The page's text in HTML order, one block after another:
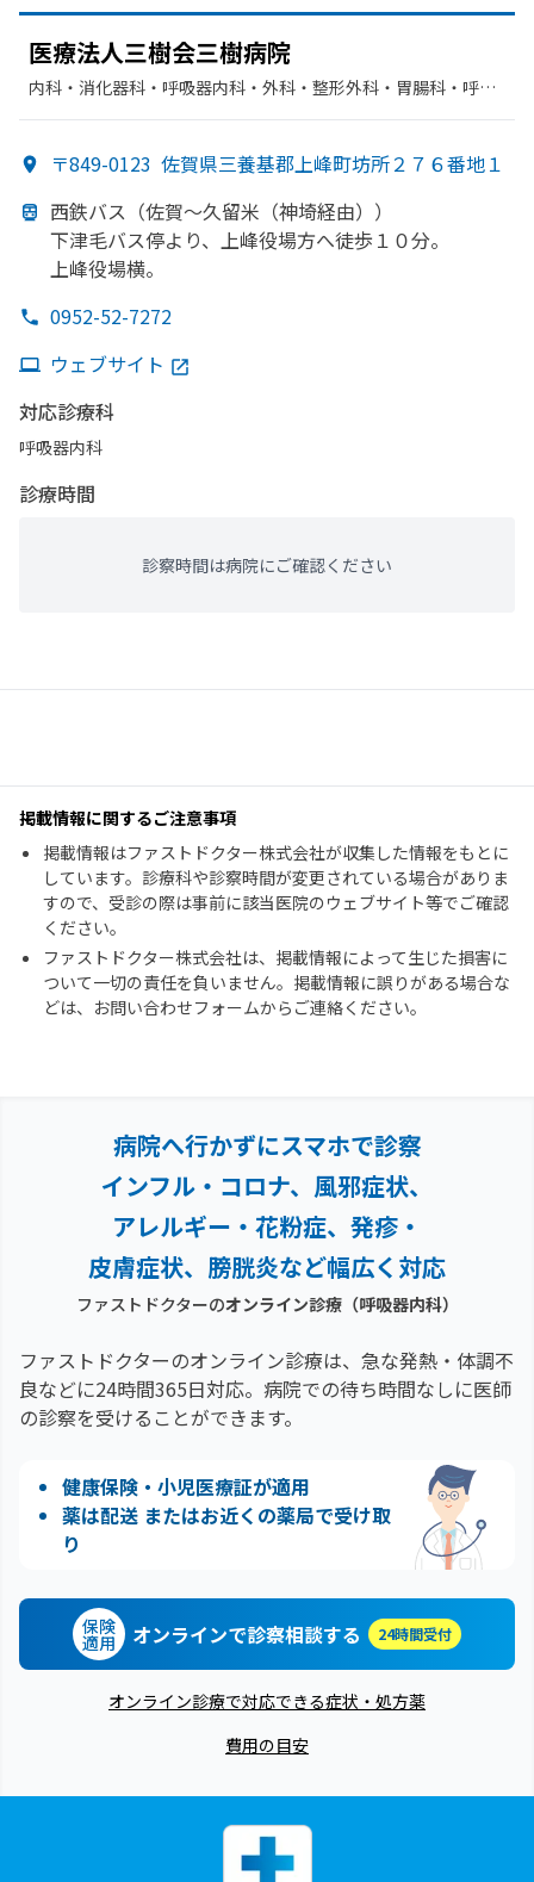
医療法人三樹会三樹病院
内科・​消化器科・​呼吸器内科・​外科・​整形外科・​胃腸科・​呼吸
〒849-0123 佐賀県三養基郡上峰町坊所２７６番地１
西鉄バス （佐賀～久留米 （神埼経由））
下津毛バス停より、 上峰役場方へ徒歩１０分。
上峰役場横。
0952-52-7272
ウェブサイト
対応診療科
呼吸器内科
診療時間
診察時間は病院にご確認ください
掲載情報に関するご注意事項
掲載情報はファストドクター株式会社が収集した情報をもとに
しています。診療科や診察時間が変更されている場合がありま
すので、受診の際は事前に該当医院のウェブサイト等でご確認
ください。
ファストドクター株式会社は、掲載情報によって生じた損害に
ついて一切の責任を負いません。掲載情報に誤りがある場合な
どは、お問い合わせフォームからご連絡ください。
病院へ行かずにスマホで診察
インフル・コロナ、風邪症状、
アレルギー・花粉症、 発疹・
皮膚症状、膀胱炎など幅広く対応
ファストドクターのオンライン診療（呼吸器内科）
ファストドクターのオンライン診療は、急な発熱・体調不
良などに24時間365日対応。 病院での待ち時間なしに医師
の診察を受けることができます。
健康保険・小児医療証が適用
薬は配送 またはお近くの薬局で受け取
り
保険
適用 オンラインで診察相談する 24時間受付
オンライン診療で対応できる症状・処方薬
費用の目安